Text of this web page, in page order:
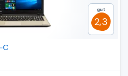
Gut
2,3
C